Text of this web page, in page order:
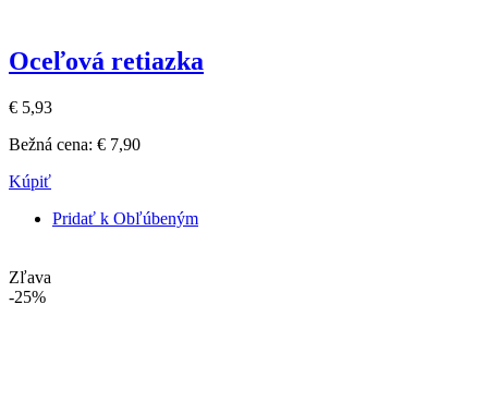
Oceľová retiazka
€ 5,93
Bežná cena: € 7,90
Kúpiť
Pridať k Obľúbeným
Zľava
-25%